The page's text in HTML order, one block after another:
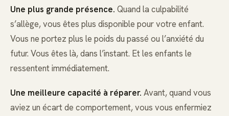
Une plus grande présence. Quand la culpabilité
s’allège, vous êtes plus disponible pour votre enfant.
Vous ne portez plus le poids du passé ou l’anxiété du
futur. Vous êtes là, dans l’instant. Et les enfants le
ressentent immédiatement.
Une meilleure capacité à réparer. Avant, quand vous
aviez un écart de comportement, vous vous enfermiez